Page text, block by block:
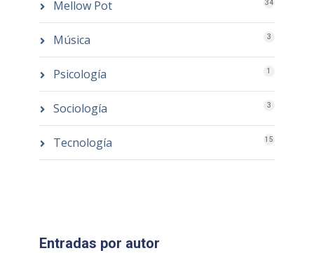
Mellow Pot 34
Música 3
Psicología 1
Sociología 3
Tecnología 15
Entradas por autor